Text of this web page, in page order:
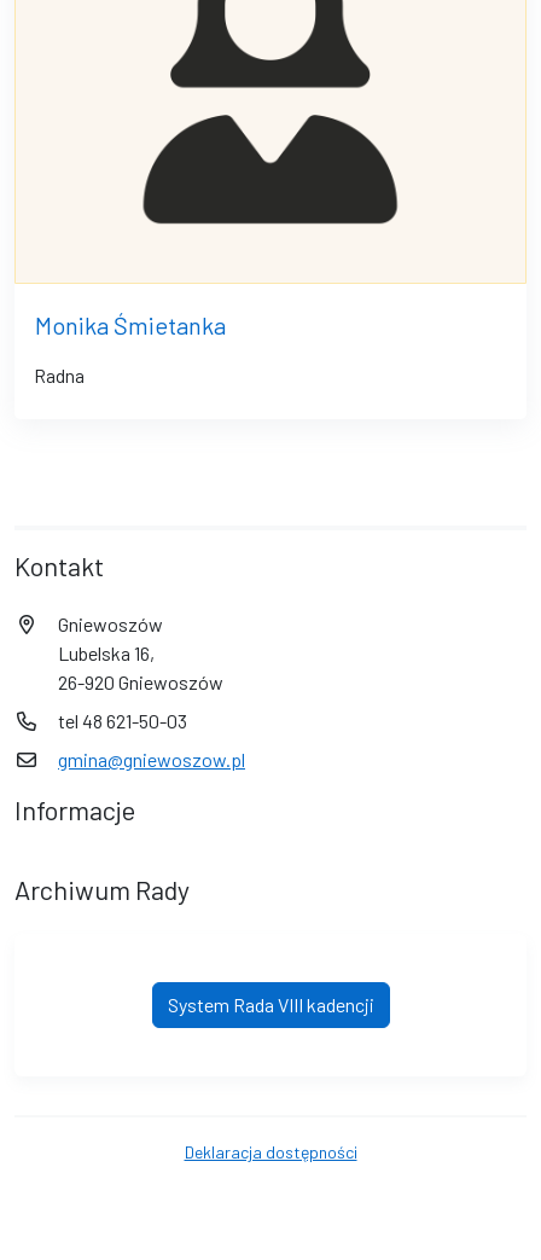
Monika Śmietanka
Radna
Kontakt
Gniewoszów
Lubelska 16,
26-920 Gniewoszów
tel 48 621-50-03
gmina@gniewoszow.pl
Informacje
Archiwum Rady
System Rada VIII kadencji
Deklaracja dostępności